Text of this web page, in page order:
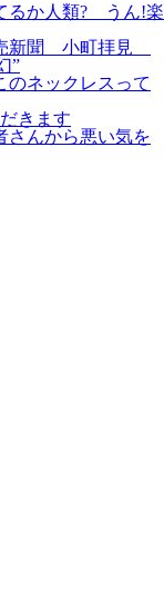
るか人類? うん!楽
売新聞 小町拝見
”
のネックレスって
きます
さんから悪い気を